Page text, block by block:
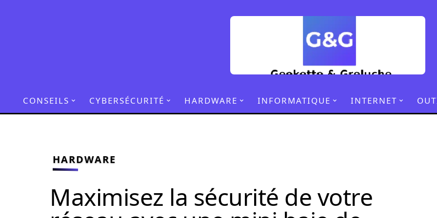
CONSEILS CYBERSÉCURITÉ HARDWARE INFORMATIQUE INTERNET
HARDWARE
Maximisez la sécurité de votre